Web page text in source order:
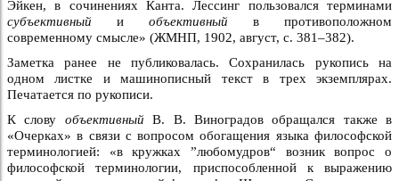
Эйкен, в сочинениях Канта. Лессинг пользовался терминами
субъективный и объективный в противоположном
современному смысле» (ЖМНП, 1902, август, с. 381–382).
Заметка ранее не публиковалась. Сохранилась рукопись на
одном листке и машинописный текст в трех экземплярах.
Печатается по рукописи.
К слову объективныйВ. В. Виноградов обращался также в
«Очерках» в связи с вопросом обогащения языка философской
терминологией: «в кружках ”любомудров“ возник вопрос о
философской терминологии, приспособленной к выражению